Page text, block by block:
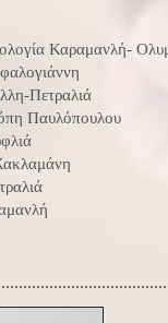
Καραμανλή-
Πετραλιά
Παυλόπουλου